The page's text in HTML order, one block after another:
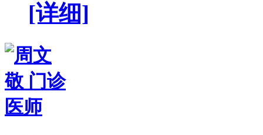
[详细]